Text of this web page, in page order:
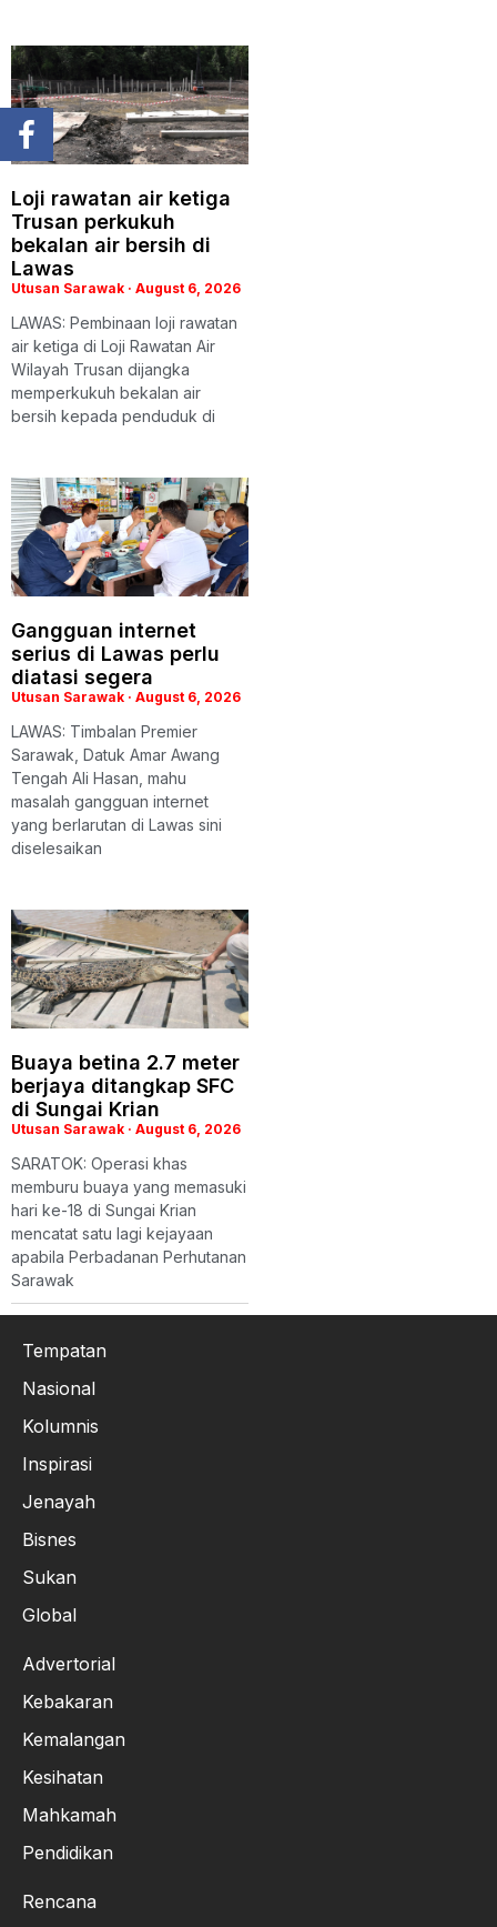
Loji rawatan air ketiga
Trusan perkukuh
bekalan air bersih di
Lawas
Utusan Sarawak August 6, 2026
LAWAS: Pembinaan loji rawatan
air ketiga di Loji Rawatan Air
Wilayah Trusan dijangka
memperkukuh bekalan air
bersih kepada penduduk di
Gangguan internet
serius di Lawas perlu
diatasi segera
Utusan Sarawak August 6, 2026
LAWAS: Timbalan Premier
Sarawak, Datuk Amar Awang
Tengah Ali Hasan, mahu
masalah gangguan internet
yang berlarutan di Lawas sini
diselesaikan
Buaya betina 2.7 meter
berjaya ditangkap SFC
di Sungai Krian
Utusan Sarawak August 6, 2026
SARATOK: Operasi khas
memburu buaya yang memasuki
hari ke-18 di Sungai Krian
mencatat satu lagi kejayaan
apabila Perbadanan Perhutanan
Sarawak
Tempatan
Nasional
Kolumnis
Inspirasi
Jenayah
Bisnes
Sukan
Global
Advertorial
Kebakaran
Kemalangan
Kesihatan
Mahkamah
Pendidikan
Rencana